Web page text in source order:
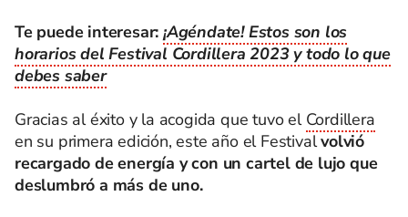
Te puede interesar: ¡Agéndate! Estos son los
horarios del Festival Cordillera 2023 y todo lo que
debes saber
Gracias al éxito y la acogida que tuvo el Cordillera
en su primera edición, este año el Festivalvolvió
recargado de energía y con un cartel de lujo que
deslumbró a más de uno.